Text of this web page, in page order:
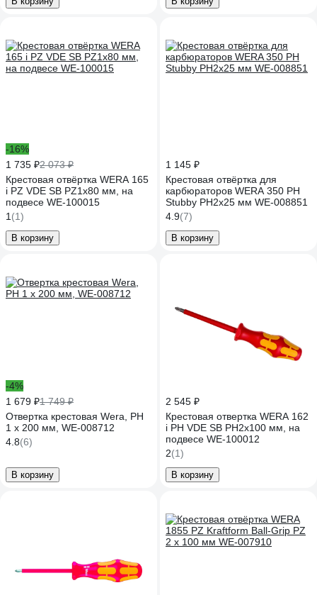
-16%
1 735 ₽2 073 ₽
Крестовая отвёртка WERA 165
i PZ VDE SB PZ1x80 мм, на
подвесе WE-100015
1 (1)
В корзину
1 145 ₽
Крестовая отвёртка для
карбюраторов WERA 350 PH
Stubby PH2x25 мм WE-008851
4.9(7)
В корзину
-4%
1 679 ₽1 749 ₽
Отвертка крестовая Wera, PH
1 х 200 мм, WE-008712
4.8(6)
В корзину
2 545 ₽
Крестовая отвертка WERA 162
i PH VDE SB PH2x100 мм, на
подвесе WE-100012
2(1)
В корзину